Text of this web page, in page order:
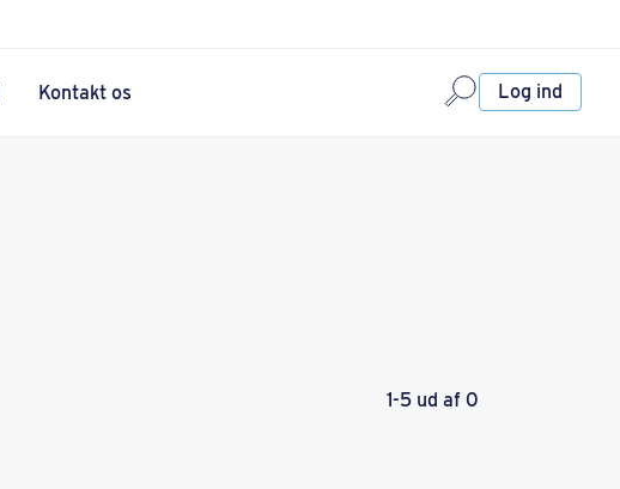
Kontakt os Log ind
1-5 ud af 0